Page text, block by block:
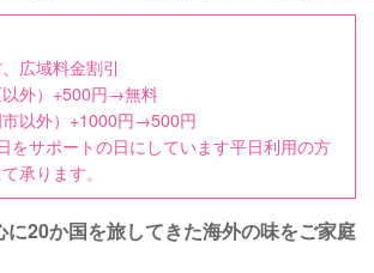
広域料金割引
外）+500円→無料
以外）+1000円→500円
をサポートの日にしています平日利用の方
承ります。
に20か国を旅してきた海外の味をご家庭